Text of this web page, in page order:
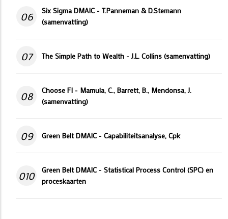
06
Six Sigma DMAIC - T.Panneman & D.Stemann
(samenvatting)
07 The Simple Path to Wealth - J.L. Collins (samenvatting)
08
Choose FI - Mamula, C., Barrett, B., Mendonsa, J.
(samenvatting)
09 Green Belt DMAIC - Capabiliteitsanalyse, Cpk
010
Green Belt DMAIC - Statistical Process Control (SPC) en
proceskaarten